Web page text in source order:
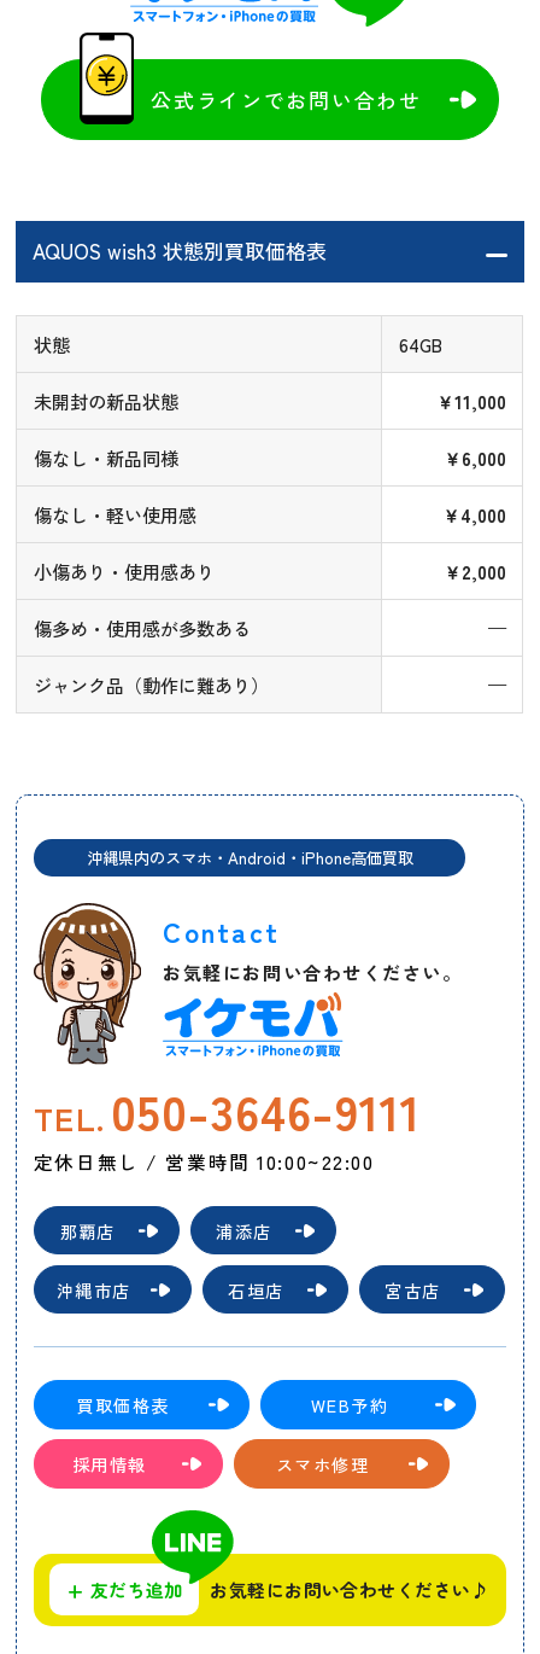
公式ラインでお問い合わせ
AQUOS wish3 状態別買取価格表
状態 64GB
未開封の新品状態 ￥11,000
傷なし・新品同様 ￥6,000
傷なし・軽い使用感 ￥4,000
小傷あり・使用感あり ￥2,000
傷多め・使用感が多数ある —
ジャンク品（動作に難あり） —
沖縄県内のスマホ・Android・iPhone高価買取
Contact
お気軽にお問い合わせください。
TEL. 050-3646-9111
定休日無し / 営業時間 10:00~22:00
那覇店 浦添店
沖縄市店 石垣店 宮古店
買取価格表 WEB予約
採用情報 スマホ修理
+ 友だち追加 お気軽にお問い合わせください♪